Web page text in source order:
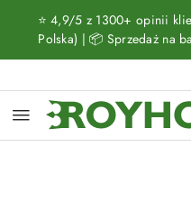
Przejdź do treści
Przejdź do
Przejdź do moje
Przejdź do menu
Przejdź do opisu
Przejdź do stopki
⭐ 4,9/5 z 1300+ opinii
Polska) | 📦 Sprzedaż na